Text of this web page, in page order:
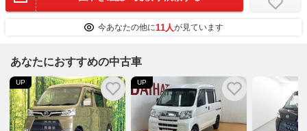
今あなたの他に11人が見ています
あなたにおすすめの中古車
UP UP